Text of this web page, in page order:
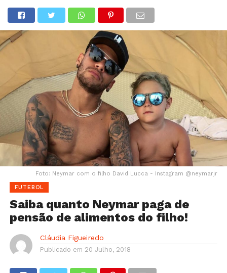
Foto: Neymar com o filho David Lucca - Instagram @neymarjr
FUTEBOL
Saiba quanto Neymar paga de
pensão de alimentos do filho!
Cláudia Figueiredo
Publicado em 20 Julho, 2018